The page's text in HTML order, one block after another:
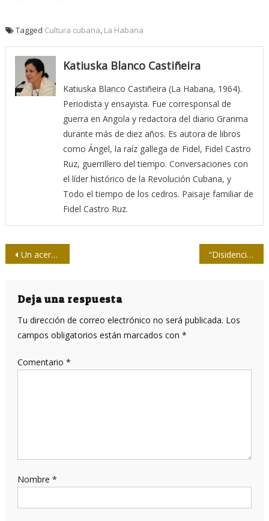
Tagged Cultura cubana La Habana
Katiuska Blanco Castiñeira
Katiuska Blanco Castiñeira (La Habana, 1964).
Periodista y ensayista. Fue corresponsal de
guerra en Angola y redactora del diario Granma
durante más de diez años. Es autora de libros
como Ángel, la raíz gallega de Fidel, Fidel Castro
Ruz, guerrillero del tiempo. Conversaciones con
el líder histórico de la Revolución Cubana, y
Todo el tiempo de los cedros. Paisaje familiar de
Fidel Castro Ruz.
Navegación
entradas
Un acercamiento a “Madre América” “Disidencia” cubana apuesta al plan genocida de Trump (+Video)
Deja una respuesta
Tu dirección de correo electrónico no será publicada. Los
campos obligatorios están marcados con *
Comentario *
Nombre *